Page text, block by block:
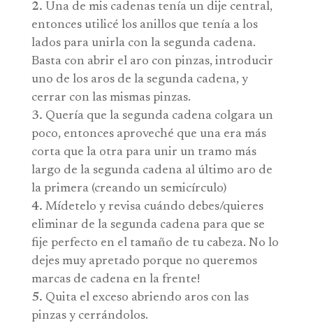
Una de mis cadenas tenía un dije central,
entonces utilicé los anillos que tenía a los
lados para unirla con la segunda cadena.
Basta con abrir el aro con pinzas, introducir
uno de los aros de la segunda cadena, y
cerrar con las mismas pinzas.
Quería que la segunda cadena colgara un
poco, entonces aproveché que una era más
corta que la otra para unir un tramo más
largo de la segunda cadena al último aro de
la primera (creando un semicírculo)
Mídetelo y revisa cuándo debes/quieres
eliminar de la segunda cadena para que se
fije perfecto en el tamaño de tu cabeza. No lo
dejes muy apretado porque no queremos
marcas de cadena en la frente!
Quita el exceso abriendo aros con las
pinzas y cerrándolos.